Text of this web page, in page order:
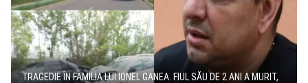
TRAGEDIE ÎN FAMILIA LUI IONEL GANEA. FIUL SĂU DE 2 ANI A MURIT,